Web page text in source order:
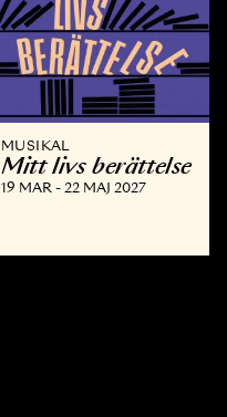
MUSIKAL
Mitt livs berättelse
19 MAR - 22 MAJ 2027